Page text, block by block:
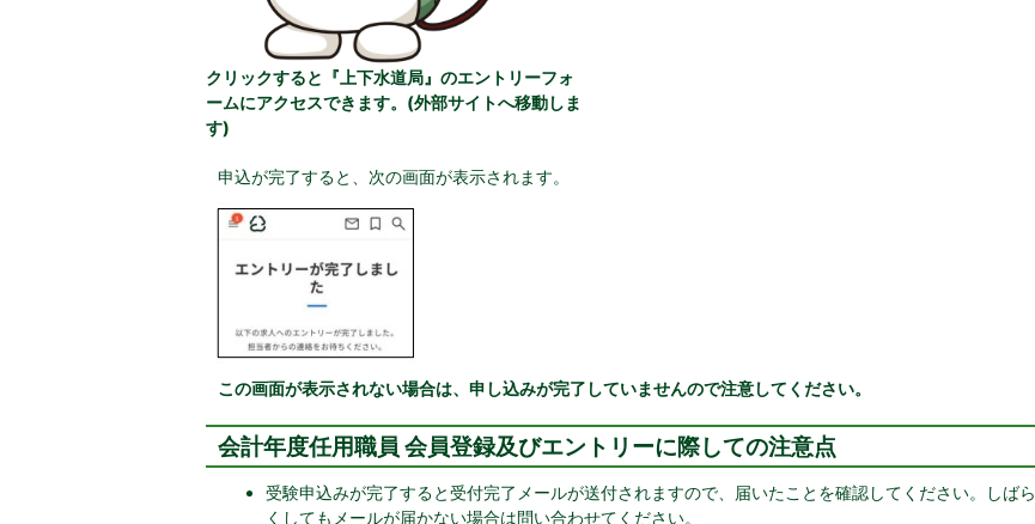
クリックすると『上下水道局』のエントリーフォ
ームにアクセスできます。(外部サイトへ移動しま
す)
申込が完了すると、次の画面が表示されます。
この画面が表示されない場合は、申し込みが完了していませんので注意してください。
会計年度任用職員 会員登録及びエントリーに際しての注意点
受験申込みが完了すると受付完了メールが送付されますので、届いたことを確認してください。しばら
くしてもメールが届かない場合は問い合わせてください。